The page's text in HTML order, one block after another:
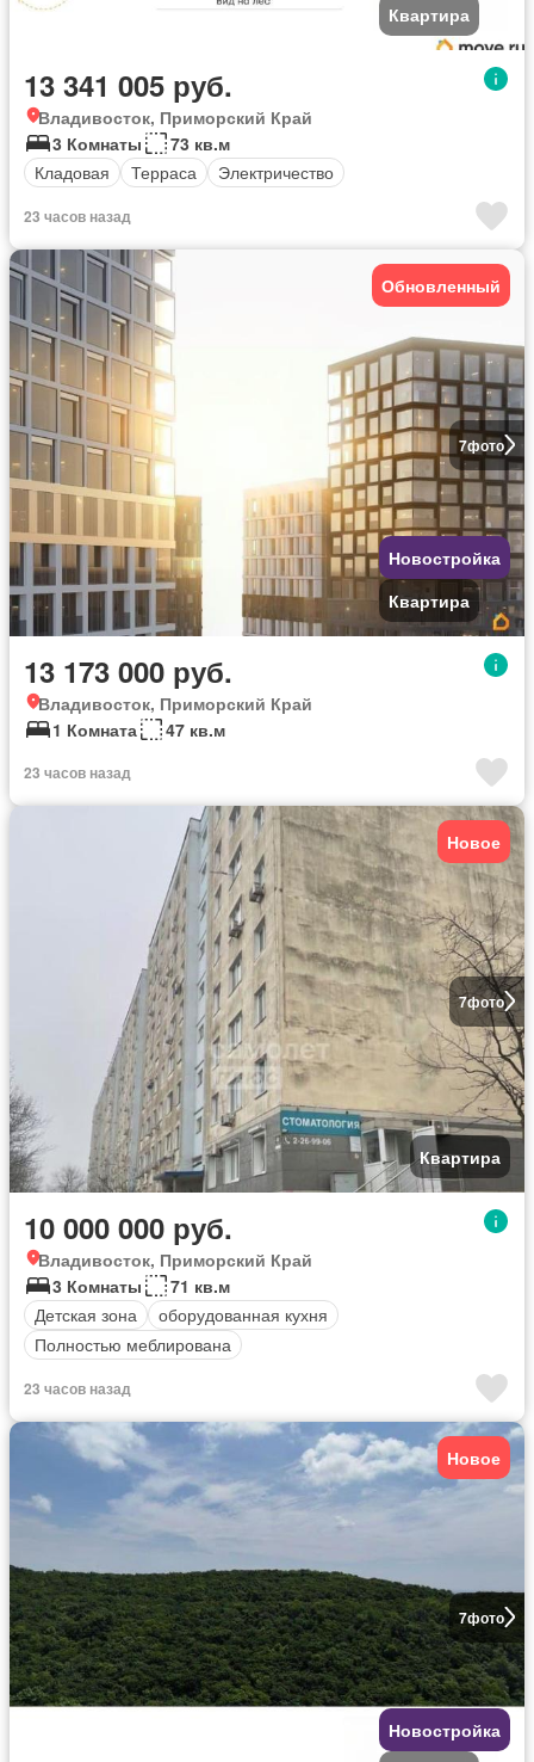
Квартира
13 341 005 руб.
Владивосток, Приморский Край
3 Комнаты
73 кв.м
Кладовая
Терраса Электричество
23 часов назад
7фото
Обновленный
Новостройка
Квартира
13 173 000 руб.
Владивосток, Приморский Край
1 Комната
47 кв.м
23 часов назад
7фото
Новое
Квартира
10 000 000 руб.
Владивосток, Приморский Край
3 Комнаты
71 кв.м
Детская зона
оборудованная кухня
Полностью меблирована
23 часов назад
7фото
Новое
Новостройка